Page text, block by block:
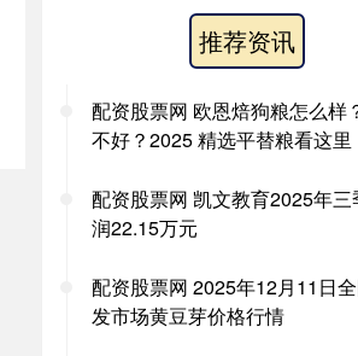
推荐资讯
配资股票网 欧恩焙狗粮怎么样
不好？2025 精选平替粮看这里
配资股票网 凯文教育2025年三
润22.15万元
配资股票网 2025年12月11日
发市场黄豆芽价格行情